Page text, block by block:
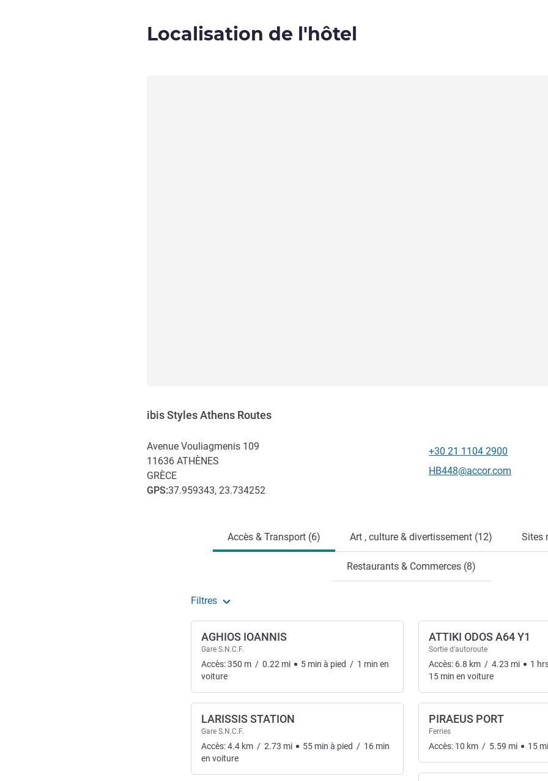
Localisation de l'hôtel
ibis Styles Athens Routes
Avenue Vouliagmenis 109
11636 ATHÈNES
GRÈCE
GPS:37.959343, 23.734252
Téléphone
+30 21 1104 2900
Email de contact
HB448@accor.com
Accès & Transport (6) Art , culture & divertissement (12) Sites
Restaurants & Commerces (8)
Filtres
AGHIOS IOANNIS
Gare S.N.C.F.
Accès:350 m / 0.22 mi 5 min à pied / 1 min en
voiture
LARISSIS STATION
Gare S.N.C.F.
Accès:4.4 km / 2.73 mi 55 min à pied / 16 min
en voiture
ATTIKI ODOS A64 Y1
Sortie d'autoroute
Accès: 6.8 km / 4.23 mi 1
15 min en voiture
PIRAEUS PORT
Ferries
Accès: 10 km / 5.59 mi 15